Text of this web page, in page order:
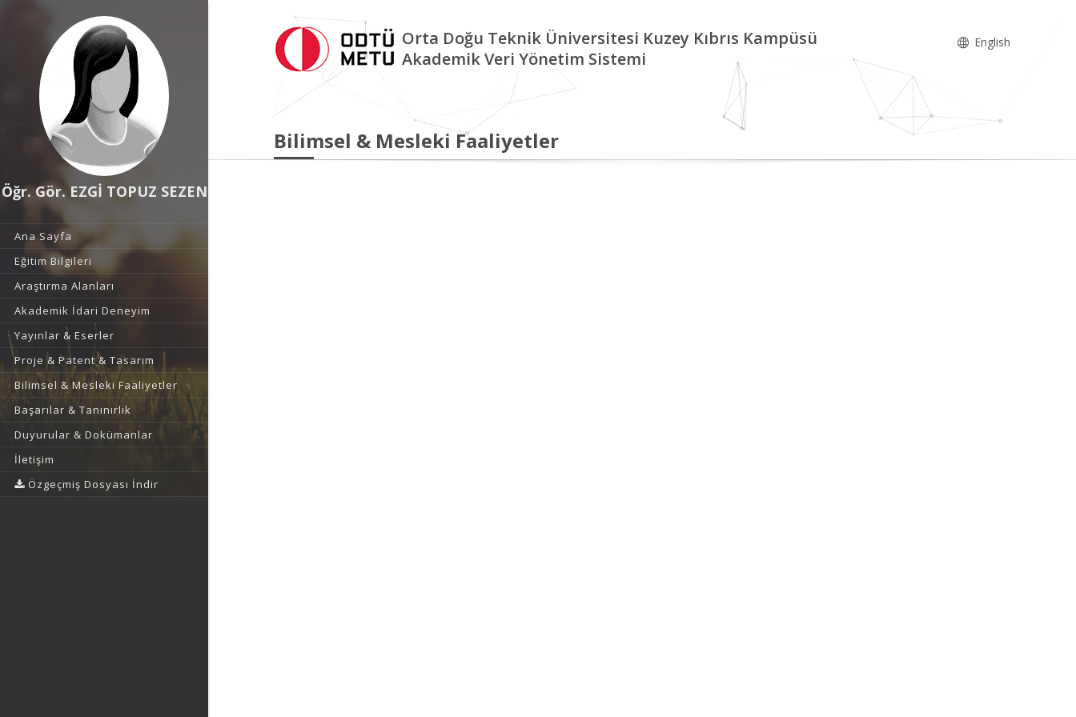
Öğr. Gör. EZGİ TOPUZ SEZEN
Ana Sayfa
Eğitim Bilgileri
Araştırma Alanları
Akademik İdari Deneyim
Yayınlar & Eserler
Proje & Patent & Tasarım
Bilimsel & Mesleki Faaliyetler
Başarılar & Tanınırlık
Duyurular & Dokümanlar
İletişim
Özgeçmiş Dosyası İndir
Orta Doğu Teknik Üniversitesi Kuzey Kıbrıs Kampüsü
Akademik Veri Yönetim Sistemi
English
Bilimsel & Mesleki Faaliyetler